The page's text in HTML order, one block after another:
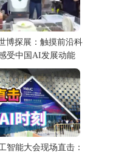
博探展：触摸前沿科
受中国AI发展动能
智能大会现场直击：